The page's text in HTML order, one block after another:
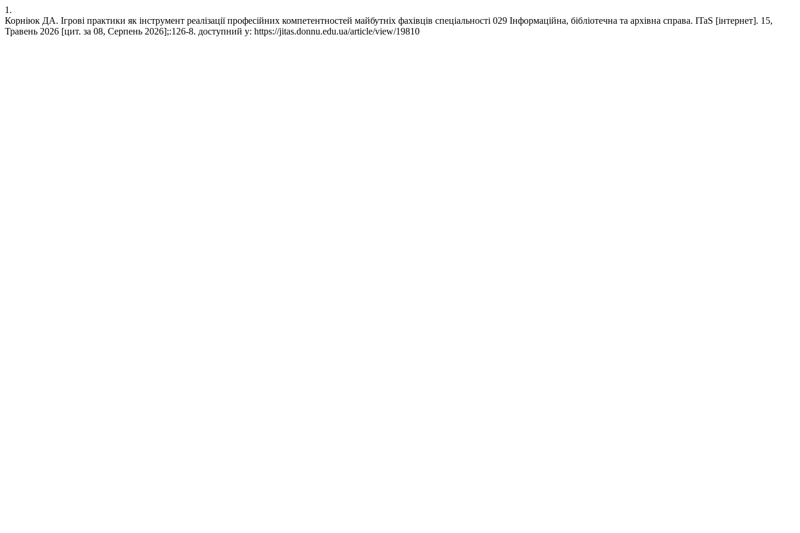
1.
Корніюк ДА. Ігрові практики як інструмент реалізації професійних компетентностей майбутніх фахівців спеціальності 029 Інформаційна, бібліотечна та архівна справа. ITaS [інтернет]. 15,
Травень 2026 [цит. за 08, Серпень 2026];:126-8. доступний у: https://jitas.donnu.edu.ua/article/view/19810